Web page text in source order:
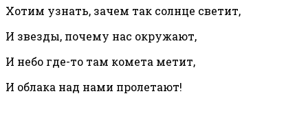
Хотим узнать, зачем так солнце светит,
И звезды, почему нас окружают,
И небо где-то там комета метит,
И облака над нами пролетают!